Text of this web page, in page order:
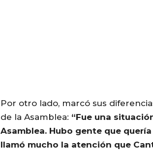
Por otro lado, marcó sus
de la Asamblea: “Fue una
Asamblea. Hubo gente que
llamó mucho la atención que